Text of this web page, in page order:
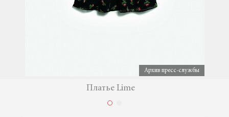
Архив пресс-службы
Платье Lime